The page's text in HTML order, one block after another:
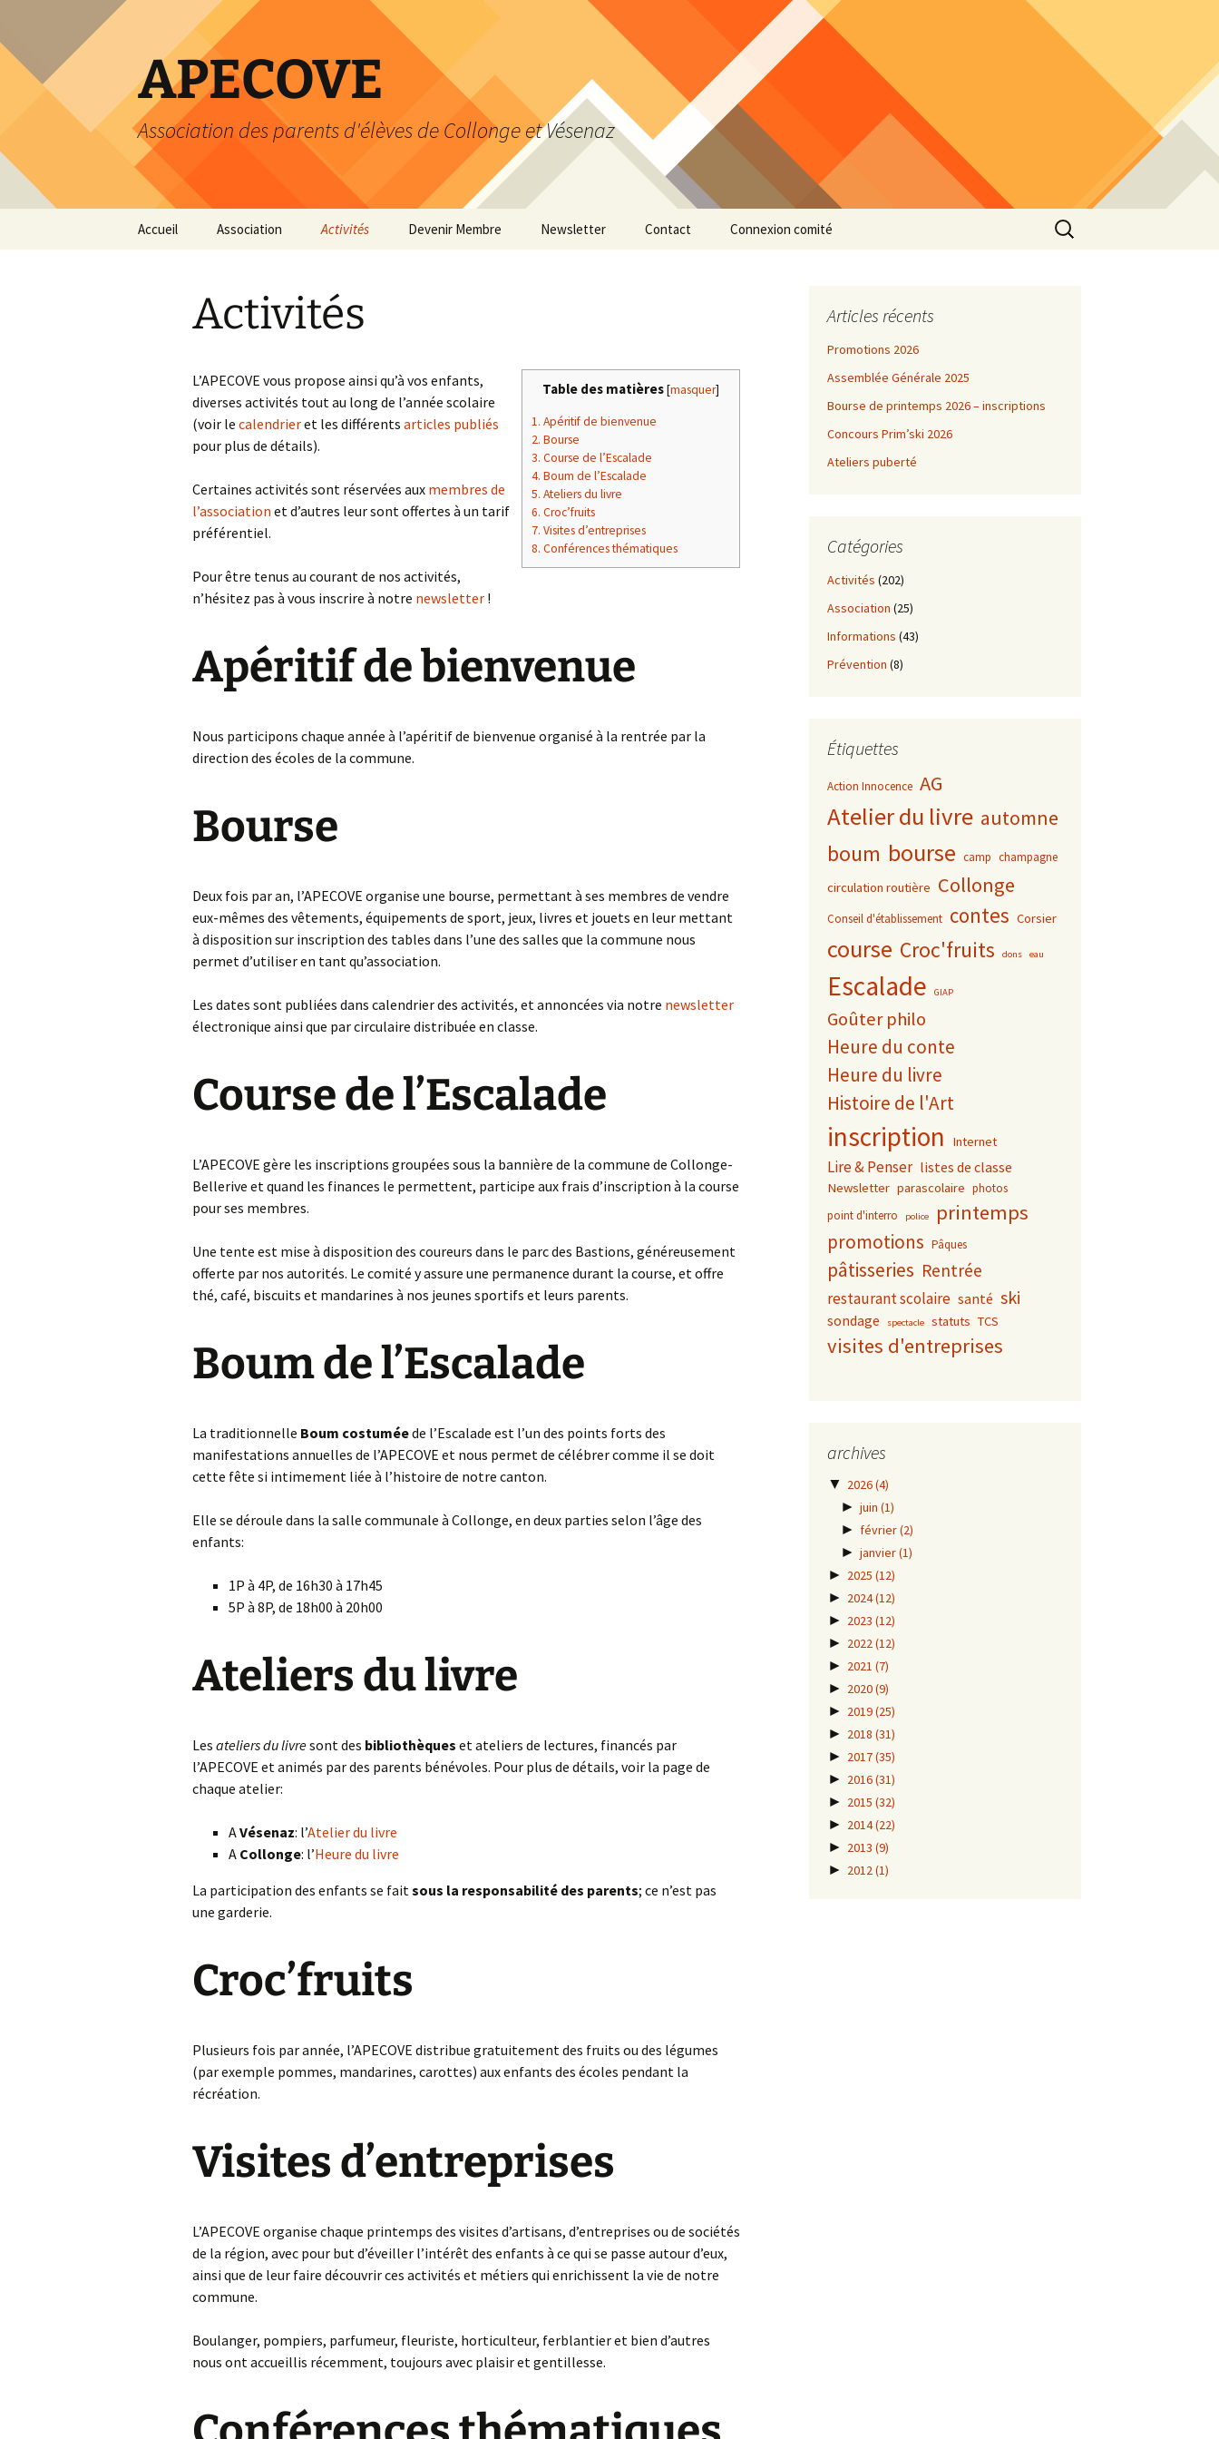
contenu
APECOVE
Association des parents d'élèves de Collonge et Vésenaz
Accueil Association
Comité
Informations bancaires
Politique de
confidentialité
Activités
Heure du livre
Devenir Membre Newsletter Contact Connexion comité
Rechercher :
Activités
Table des matières[masquer]
1. Apéritif de bienvenue
2. Bourse
3. Course de l’Escalade
4. Boum de l’Escalade
5. Ateliers du livre
6. Croc’fruits
7. Visites d’entreprises
8. Conférences thématiques
L’APECOVE vous propose ainsi qu’à vos enfants,
diverses activités tout au long de l’année scolaire
(voir le calendrieret les différents articles publiés
pour plus de détails).
Certaines activités sont réservées aux membres de
l’association et d’autres leur sont offertes à un tarif
préférentiel.
Pour être tenus au courant de nos activités,
n’hésitez pas à vous inscrire à notre newsletter !
Apéritif de bienvenue
Nous participons chaque année à l’apéritif de bienvenue organisé à la rentrée par la
direction des écoles de la commune.
Bourse
Deux fois par an, l’APECOVE organise une bourse, permettant à ses membres de vendre
eux-mêmes des vêtements, équipements de sport, jeux, livres et jouets en leur mettant
à disposition sur inscription des tables dans l’une des salles que la commune nous
permet d’utiliser en tant qu’association.
Les dates sont publiées dans calendrier des activités, et annoncées via notre newsletter
électronique ainsi que par circulaire distribuée en classe.
Course de l’Escalade
L’APECOVE gère les inscriptions groupées sous la bannière de la commune de Collonge-
Bellerive et quand les finances le permettent, participe aux frais d’inscription à la course
pour ses membres.
Une tente est mise à disposition des coureurs dans le parc des Bastions, généreusement
offerte par nos autorités. Le comité y assure une permanence durant la course, et offre
thé, café, biscuits et mandarines à nos jeunes sportifs et leurs parents.
Boum de l’Escalade
La traditionnelle Boum costuméede l’Escalade est l’un des points forts des
manifestations annuelles de l’APECOVE et nous permet de célébrer comme il se doit
cette fête si intimement liée à l’histoire de notre canton.
Elle se déroule dans la salle communale à Collonge, en deux parties selon l’âge des
enfants:
1P à 4P, de 16h30 à 17h45
5P à 8P, de 18h00 à 20h00
Ateliers du livre
Les ateliers du livresont des bibliothèques et ateliers de lectures, financés par
l’APECOVE et animés par des parents bénévoles. Pour plus de détails, voir la page de
chaque atelier:
AVésenaz: l’Atelier du livre
A Collonge: l’Heure du livre
La participation des enfants se faitsous la responsabilité des parents; ce n’est pas
une garderie.
Croc’fruits
Plusieurs fois par année, l’APECOVE distribue gratuitement des fruits ou des légumes
(par exemple pommes, mandarines, carottes) aux enfants des écoles pendant la
récréation.
Visites d’entreprises
L’APECOVE organise chaque printemps des visites d’artisans, d’entreprises ou de sociétés
de la région, avec pour but d’éveiller l’intérêt des enfants à ce qui se passe autour d’eux,
ainsi que de leur faire découvrir ces activités et métiers qui enrichissent la vie de notre
commune.
Boulanger, pompiers, parfumeur, fleuriste, horticulteur, ferblantier et bien d’autres
nous ont accueillis récemment, toujours avec plaisir et gentillesse.
Articles récents
Promotions 2026
Assemblée Générale 2025
Bourse de printemps 2026 – inscriptions
Concours Prim’ski 2026
Ateliers puberté
Catégories
Activités (202)
Association (25)
Informations (43)
Prévention (8)
Étiquettes
Action Innocence AG
Atelier du livre automne
boum bourse camp champagne
circulation routière Collonge
Conseil d'établissement contes Corsier
course Croc'fruits dons eau
Escalade GIAP
Goûter philo
Heure du conte
Heure du livre
Histoire de l'Art
inscription Internet
Lire & Penser listes de classe
Newsletter parascolaire photos
point d'interro
police printemps
promotions Pâques
pâtisseries Rentrée
restaurant scolaire santé ski
sondage spectacle statuts TCS
visites d'entreprises
archives
▼ 2026(4)
► juin (1)
► février(2)
► janvier(1)
► 2025 (12)
► 2024(12)
► 2023 (12)
► 2022(12)
► 2021 (7)
► 2020(9)
► 2019(25)
► 2018 (31)
► 2017(35)
► 2016(31)
► 2015 (32)
► 2014(22)
► 2013 (9)
► 2012(1)